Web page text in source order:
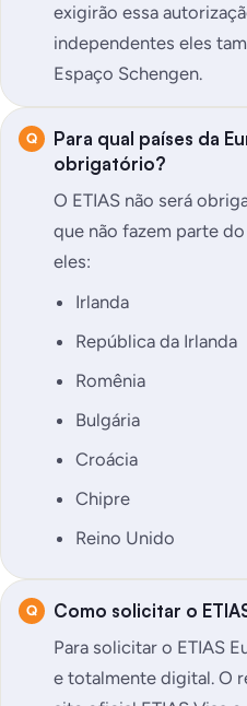
exigirão essa
independentes eles
Espaço Schengen.
Para qual países da
obrigatório?
O ETIAS não será
que não fazem parte
eles:
Irlanda
República da Irlanda
Romênia
Bulgária
Croácia
Chipre
Reino Unido
Como solicitar o
Para solicitar o ETIAS
e totalmente digital. O